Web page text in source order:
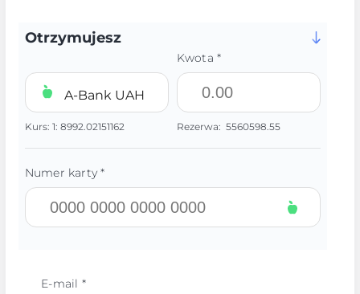
Otrzymujesz
A-Bank UAH
Kurs: 1: 8992.02151162
Kwota *
Rezerwa: 5560598.55
Numer karty *
E-mail *